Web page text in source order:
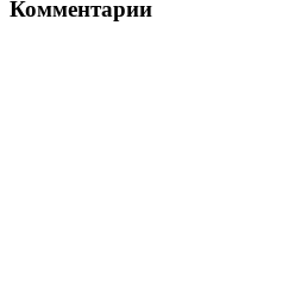
Комментарии